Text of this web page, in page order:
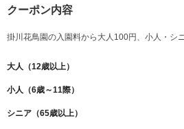
クーポン内容
掛川花鳥園の入園料から大人100円、小人・シ
大人（12歳以上）
小人（6歳～11際）
シニア（65歳以上）